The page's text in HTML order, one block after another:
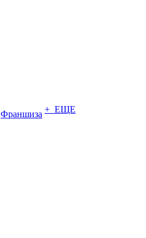
Франшиза + ЕЩЕ